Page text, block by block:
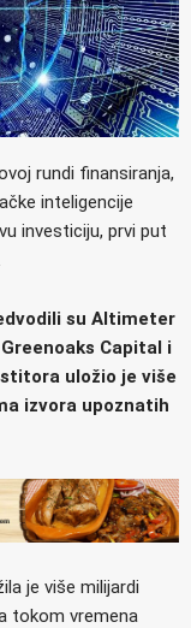
rundi finansiranja,
inteligencije
investiciju, prvi put
su Altimeter
Capital i
uložio je više
izvora upoznatih
je više milijardi
tokom vremena